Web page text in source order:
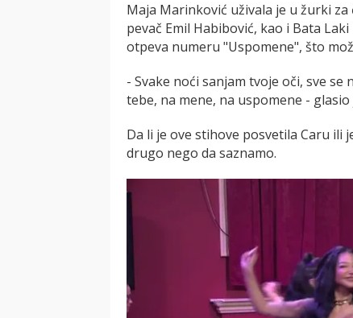
Maja Marinković uživala je u žurki
pevač Emil Habibović, kao i Bata
otpeva numeru "Uspomene", što
- Svake noći sanjam tvoje oči, sve se
tebe, na mene, na uspomene -
Da li je ove stihove posvetila Caru
drugo nego da saznamo.